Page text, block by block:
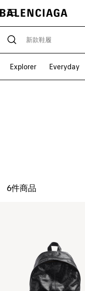
Explorer Everyday
6件商品